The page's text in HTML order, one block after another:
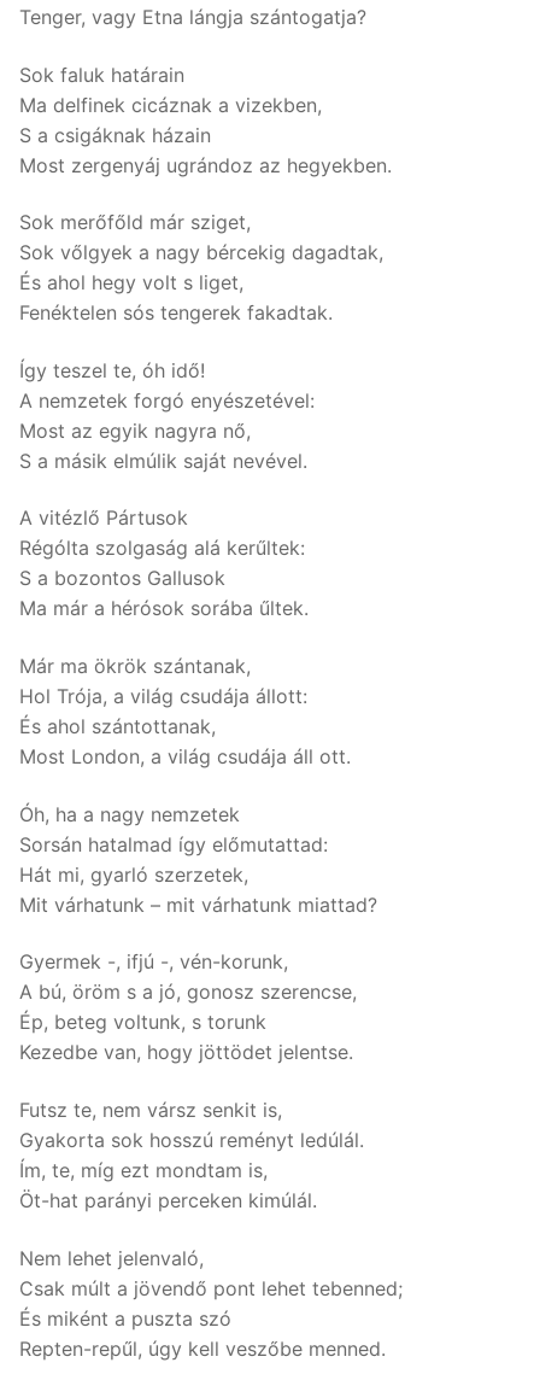
Tenger, vagy Etna lángja szántogatja?
Sok faluk határain
Ma delfinek cicáznak a vizekben,
S a csigáknak házain
Most zergenyáj ugrándoz az hegyekben.
Sok merőfőld már sziget,
Sok vőlgyek a nagy bércekig dagadtak,
És ahol hegy volt s liget,
Fenéktelen sós tengerek fakadtak.
Így teszel te, óh idő!
A nemzetek forgó enyészetével:
Most az egyik nagyra nő,
S a másik elmúlik saját nevével.
A vitézlő Pártusok
Régólta szolgaság alá kerűltek:
S a bozontos Gallusok
Ma már a hérósok sorába űltek.
Már ma ökrök szántanak,
Hol Trója, a világ csudája állott:
És ahol szántottanak,
Most London, a világ csudája áll ott.
Óh, ha a nagy nemzetek
Sorsán hatalmad így előmutattad:
Hát mi, gyarló szerzetek,
Mit várhatunk – mit várhatunk miattad?
Gyermek -, ifjú -, vén-korunk,
A bú, öröm s a jó, gonosz szerencse,
Ép, beteg voltunk, s torunk
Kezedbe van, hogy jöttödet jelentse.
Futsz te, nem vársz senkit is,
Gyakorta sok hosszú reményt ledúlál.
Ím, te, míg ezt mondtam is,
Öt-hat parányi perceken kimúlál.
Nem lehet jelenvaló,
Csak múlt a jövendő pont lehet tebenned;
És miként a puszta szó
Repten-repűl, úgy kell veszőbe menned.